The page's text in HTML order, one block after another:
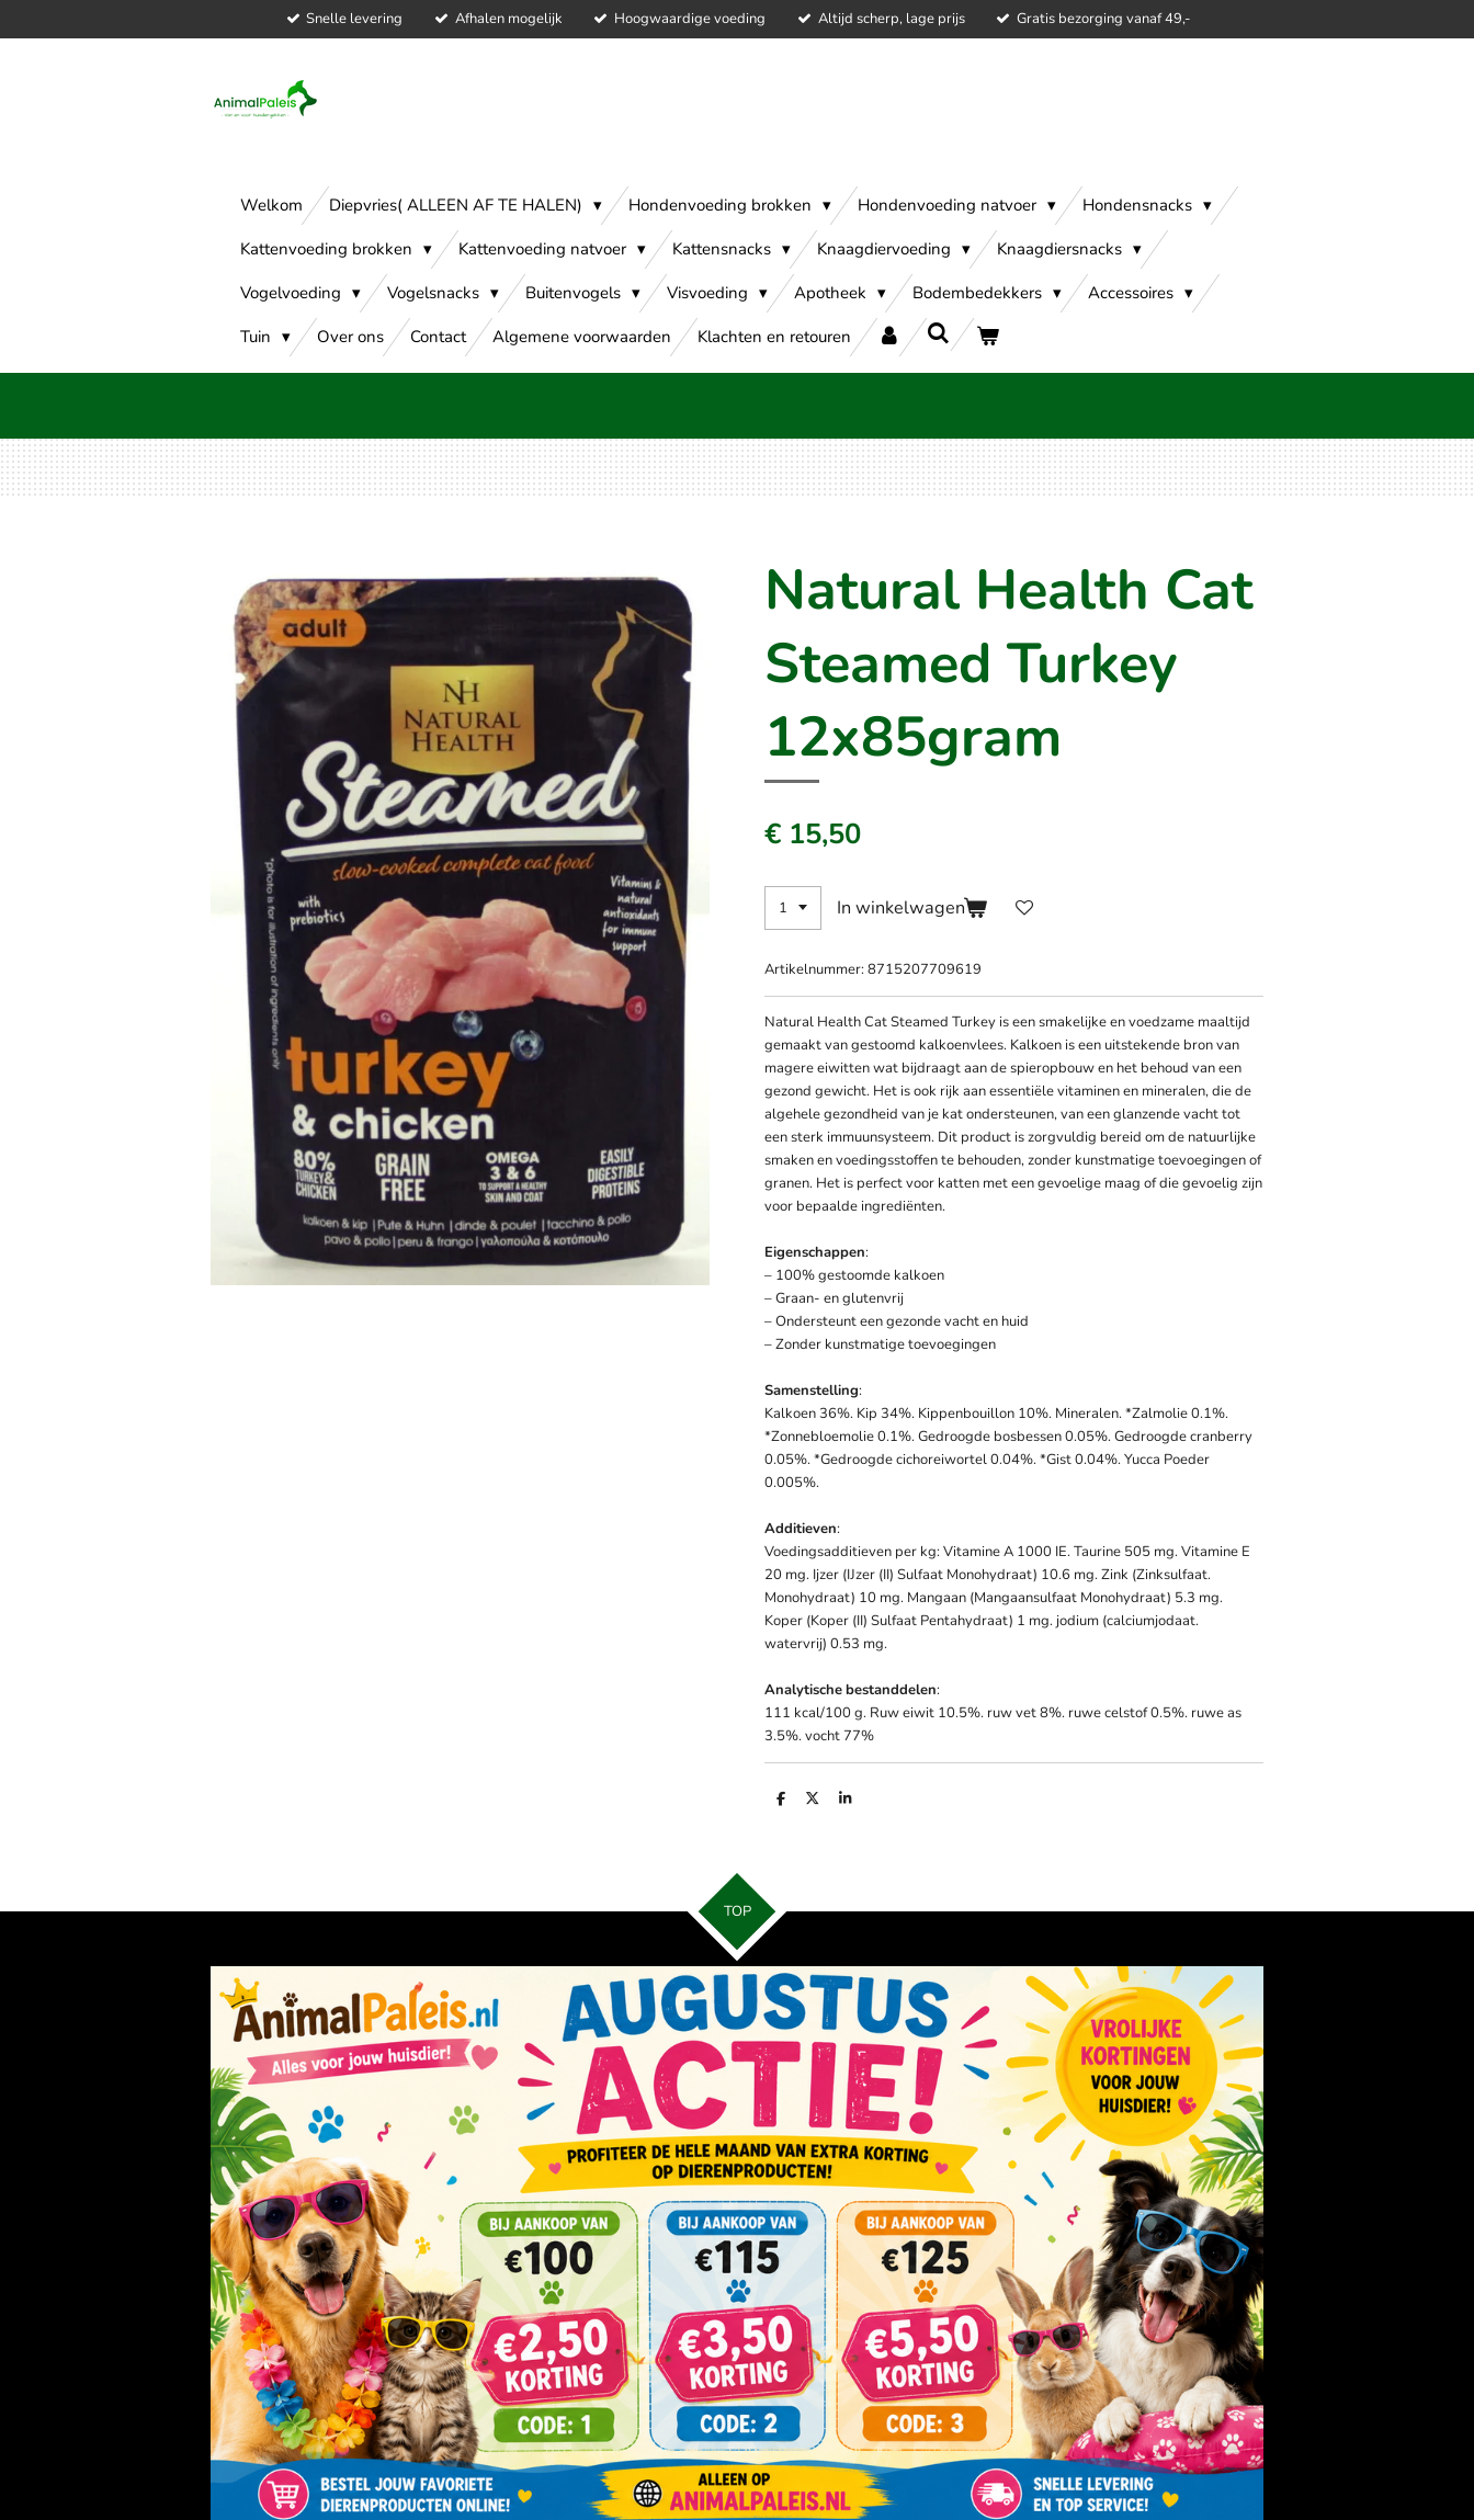
Snelle levering Afhalen mogelijk Hoogwaardige voeding Altijd scherp, lage prijs Gratis bezorging vanaf 49,-
Welkom Diepvries( ALLEEN AF TE HALEN) Hondenvoeding brokken Hondenvoeding natvoer
Hondensnacks
Kattenvoeding brokken
Kattenvoeding natvoer Kattensnacks Knaagdiervoeding
Knaagdiersnacks
Vogelvoeding
Vogelsnacks Buitenvogels Visvoeding Apotheek Bodembedekkers
Accessoires
Tuin
Over ons Contact Algemene voorwaarden Klachten en retouren
Natural Health Cat
Steamed Turkey
12x85gram
€ 15,50
In winkelwagen
Artikelnummer: 8715207709619
Natural Health Cat Steamed Turkey is een smakelijke en voedzame maaltijd
gemaakt van gestoomd kalkoenvlees. Kalkoen is een uitstekende bron van
magere eiwitten wat bijdraagt aan de spieropbouw en het behoud van een
gezond gewicht. Het is ook rijk aan essentiële vitaminen en mineralen, die de
algehele gezondheid van je kat ondersteunen, van een glanzende vacht tot
een sterk immuunsysteem. Dit product is zorgvuldig bereid om de natuurlijke
smaken en voedingsstoffen te behouden, zonder kunstmatige toevoegingen of
granen. Het is perfect voor katten met een gevoelige maag of die gevoelig zijn
voor bepaalde ingrediënten.
Eigenschappen:
– 100% gestoomde kalkoen
– Graan- en glutenvrij
– Ondersteunt een gezonde vacht en huid
– Zonder kunstmatige toevoegingen
Samenstelling:
Kalkoen 36%. Kip 34%. Kippenbouillon 10%. Mineralen. *Zalmolie 0.1%.
*Zonnebloemolie 0.1%. Gedroogde bosbessen 0.05%. Gedroogde cranberry
0.05%. *Gedroogde cichoreiwortel 0.04%. *Gist 0.04%. Yucca Poeder
0.005%.
Additieven:
Voedingsadditieven per kg: Vitamine A 1000 IE. Taurine 505 mg. Vitamine E
20 mg. Ijzer (IJzer (II) Sulfaat Monohydraat) 10.6 mg. Zink (Zinksulfaat.
Monohydraat) 10 mg. Mangaan (Mangaansulfaat Monohydraat) 5.3 mg.
Koper (Koper (II) Sulfaat Pentahydraat) 1 mg. jodium (calciumjodaat.
watervrij) 0.53 mg.
Analytischebestanddelen:
111 kcal/100 g. Ruw eiwit 10.5%. ruw vet 8%. ruwe celstof 0.5%. ruwe as
3.5%. vocht 77%
D
D
S
TOP